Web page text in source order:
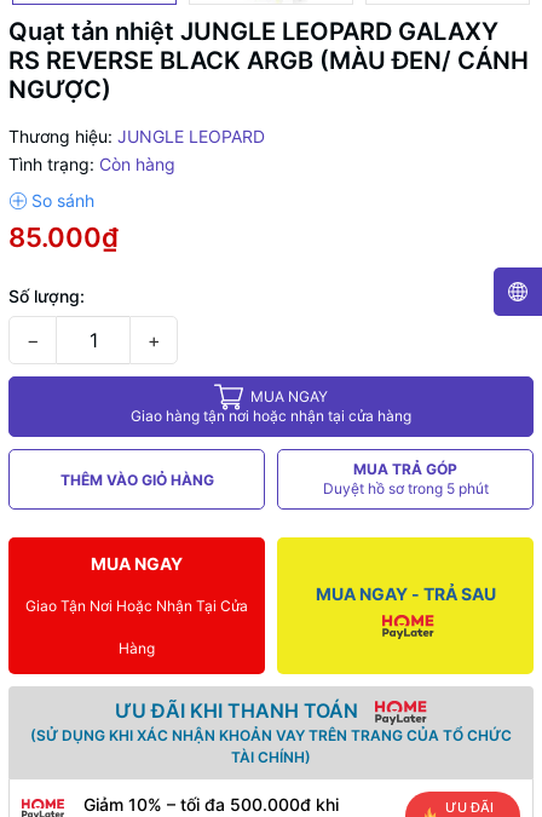
Quạt tản nhiệt JUNGLE LEOPARD GALAXY
RS REVERSE BLACK ARGB (MÀU ĐEN/ CÁNH
NGƯỢC)
Thương hiệu: JUNGLE LEOPARD
Tình trạng: Còn hàng
85.000₫
Số lượng:
− +
MUA NGAY
Giao hàng tận nơi hoặc nhận tại cửa hàng
THÊM VÀO GIỎ HÀNG
MUA TRẢ GÓP
Duyệt hồ sơ trong 5 phút
MUA NGAY
Giao Tận Nơi Hoặc Nhận Tại Cửa
Hàng
MUA NGAY - TRẢ SAU
ƯU ĐÃI KHI THANH TOÁN
(SỬ DỤNG KHI XÁC NHẬN KHOẢN VAY TRÊN TRANG CỦA TỔ CHỨC
TÀI CHÍNH)
Giảm 10% – tối đa 500.000đ khi
ƯU ĐÃI